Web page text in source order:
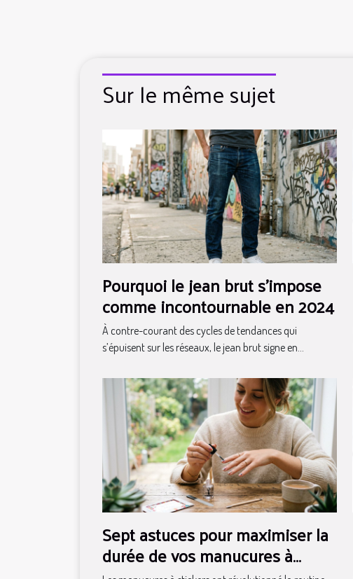
Sur le même sujet
Pourquoi le jean brut s’impose
comme incontournable en 2024
À contre-courant des cycles de tendances qui
s’épuisent sur les réseaux, le jean brut signe en...
Sept astuces pour maximiser la
durée de vos manucures à